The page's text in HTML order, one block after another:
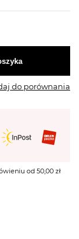
do porównania
od 50,00 zł